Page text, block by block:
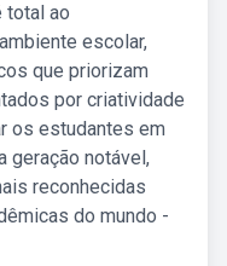
total ao
escolar,
que priorizam
por criatividade
os estudantes em
geração notável,
reconhecidas
do mundo -